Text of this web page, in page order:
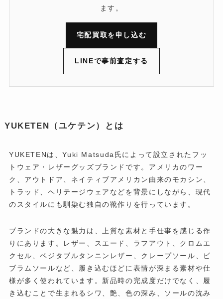
ます。
宅配買取を申し込む
LINEで事前査定する
YUKETEN（ユケテン）とは
YUKETENは、Yuki Matsuda氏によって設立されたフッ
トウェア・レザーグッズブランドです。アメリカのワー
ク、アウトドア、ネイティブアメリカン由来のモカシン、
トラッド、ヘリテージウェアなどを背景にしながら、現代
のスタイルにも馴染む独自の靴作りを行っています。
ブランドの大きな魅力は、上質な素材と手仕事を感じる作
りにあります。レザー、スエード、ラフアウト、クロムエ
クセル、ベジタブルタンニンレザー、クレープソール、ビ
ブラムソールなど、履き込むほどに表情が深まる素材や仕
様が多く使われています。新品時の完成度だけでなく、履
き込むことで生まれるシワ、艶、色の深み、ソールの沈み